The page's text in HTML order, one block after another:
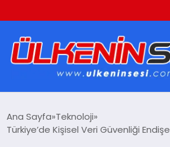
EKONOMI
Ana Sayfa Teknoloji
Türkiye’de Kişisel Veri Güvenliği